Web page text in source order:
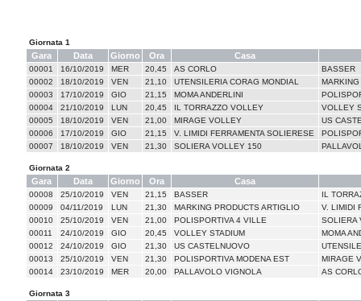
Giornata 1
Gara Data Giorno Ora Casa
00001 16/10/2019 MER 20,45 AS CORLO
BASSER
00002
18/10/2019 VEN 21,10 UTENSILERIA CORAG MONDIAL
00003
17/10/2019 GIO 21,15 MOMA ANDERLINI
00004
21/10/2019 LUN 20,45 IL TORRAZZO VOLLEY
VOLLEY
00005
18/10/2019 VEN 21,00 MIRAGE VOLLEY
US
00006
17/10/2019 GIO 21,15 V. LIMIDI FERRAMENTA SOLIERESE
00007
18/10/2019 VEN 21,30 SOLIERA VOLLEY 150
Giornata 2
Gara Data Giorno Ora Casa
00008 25/10/2019 VEN 21,15 BASSER
IL
00009
04/11/2019 LUN 21,30 MARKING PRODUCTS ARTIGLIO
V. LIMIDI
00010
25/10/2019 VEN 21,00 POLISPORTIVA 4 VILLE
SOLIERA
00011
24/10/2019 GIO 20,45 VOLLEY STADIUM
MOMA
00012
24/10/2019 GIO 21,30 US CASTELNUOVO
00013
25/10/2019 VEN 21,30 POLISPORTIVA MODENA EST
MIRAGE
00014
23/10/2019 MER 20,00 PALLAVOLO VIGNOLA AS
Giornata 3